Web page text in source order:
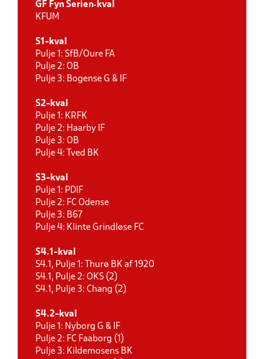
GF Fyn Serien‑kval
KFUM
S1-kval
Pulje 1: SfB/Oure FA
Pulje 2: OB
Pulje 3: Bogense G & IF
S2-kval
Pulje 1: KRFK
Pulje 2: Haarby IF
Pulje 3: OB
Pulje 4: Tved BK
S3-kval
Pulje 1: PDIF
Pulje 2: FC Odense
Pulje 3: B67
Pulje 4: Klinte Grindløse FC
S4.1-kval
S4.1, Pulje 1: Thurø BK af 1920
S4.1, Pulje 2: OKS (2)
S4.1, Pulje 3: Chang (2)
S4.2-kval
Pulje 1: Nyborg G & IF
Pulje 2: FC Faaborg (1)
Pulje 3: Kildemosens BK